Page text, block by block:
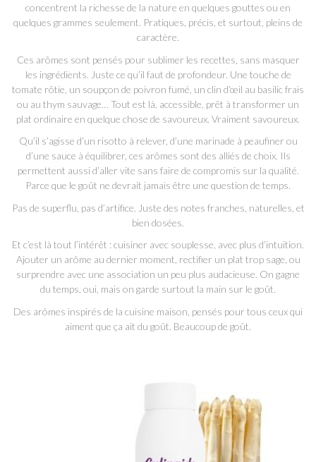
concentrent la richesse de la nature en quelques gouttes ou en
quelques grammes seulement. Pratiques, précis, et surtout, pleins de
caractère.
Ces arômes sont pensés pour sublimer les recettes, sans masquer
les ingrédients. Juste ce qu’il faut de profondeur. Une touche de
tomate rôtie, un soupçon de poivron fumé, un clin d’œil au basilic frais
ou au thym sauvage… Tout est là, accessible, prêt à transformer un
plat ordinaire en quelque chose de savoureux. Vraiment savoureux.
Qu’il s’agisse d’un risotto à relever, d’une marinade à peaufiner ou
d’une sauce à équilibrer, ces arômes sont des alliés de choix. Ils
permettent aussi d’aller vite sans faire de compromis sur la qualité.
Parce que le goût ne devrait jamais être une question de temps.
Pas de superflu, pas d’artifice. Juste des notes franches, naturelles, et
bien dosées.
Et c’est là tout l’intérêt : cuisiner avec souplesse, avec plus d’intuition.
Ajouter un arôme au dernier moment, rectifier un plat trop sage, ou
surprendre avec une association un peu plus audacieuse. On gagne
du temps, oui, mais on garde surtout la main sur le goût.
Des arômes inspirés de la cuisine maison, pensés pour tous ceux qui
aiment que ça ait du goût. Beaucoup de goût.